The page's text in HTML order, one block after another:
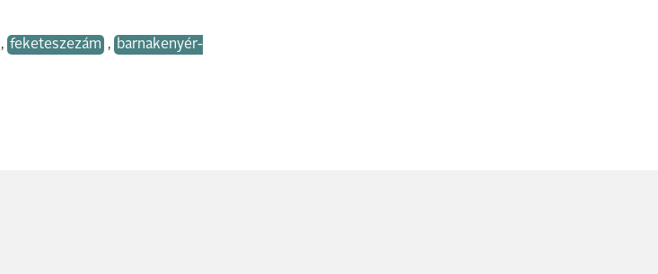
, feketeszezám , barnakenyér-